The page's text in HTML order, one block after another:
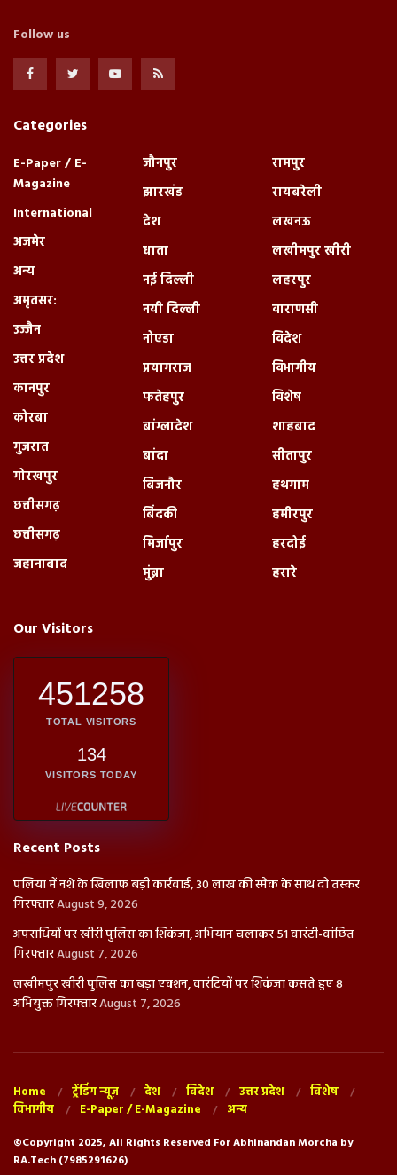
Follow us
Categories
E-Paper / E-
Magazine
International
अजमेर
अन्य
अमृतसर:
उज्जैन
उत्तर प्रदेश
कानपुर
कोरबा
गुजरात
गोरखपुर
छत्तीसगढ़
छत्तीसगढ़
जहानाबाद
जौनपुर
झारखंड
देश
धाता
नई दिल्ली
नयी दिल्ली
नोएडा
प्रयागराज
फतेहपुर
बांग्लादेश
बांदा
बिजनौर
बिंदकी
मिर्जापुर
मुंब्रा
रामपुर
रायबरेली
लखनऊ
लखीमपुर खीरी
लहरपुर
वाराणसी
विदेश
विभागीय
विशेष
शाहबाद
सीतापुर
हथगाम
हमीरपुर
हरदोई
हरारे
Our Visitors
451258
TOTAL VISITORS
134
VISITORS TODAY
Recent Posts
पलिया में नशे के खिलाफ बड़ी कार्रवाई, 30 लाख की स्मैक के साथ दो तस्कर
गिरफ्तारAugust 9, 2026
अपराधियों पर खीरी पुलिस का शिकंजा, अभियान चलाकर 51 वारंटी-वांछित
गिरफ्तारAugust 7, 2026
लखीमपुर खीरी पुलिस का बड़ा एक्शन, वारंटियों पर शिकंजा कसते हुए 8
अभियुक्त गिरफ्तारAugust 7, 2026
Home ट्रेंडिंग न्यूज़ देश विदेश उत्तर प्रदेश
विशेष
विभागीय
E-Paper / E-Magazine अन्य
©Copyright 2025, All Rights Reserved For Abhinandan Morcha by
RA.Tech (7985291626)